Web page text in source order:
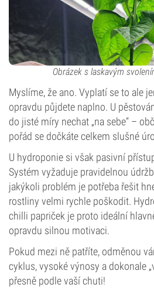
Obrázek s laskavým
Myslíme, že ano. Vyplatí se to ale
opravdu půjdete naplno. U
do jisté míry nechat „na sebe“ –
pořád se dočkáte celkem slušné
U hydroponie si však pasivní
Systém vyžaduje pravidelnou
jakýkoli problém je potřeba řešit
rostliny velmi rychle poškodit.
chilli papriček je proto ideální
opravdu silnou motivaci.
Pokud mezi ně patříte, odměnou
cyklus, vysoké výnosy a dokonale
přesně podle vaší chuti!